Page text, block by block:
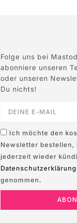
Folge uns bei
abonniere unseren
oder unseren
Du nichts!
Ich möchte den
Newsletter bestellen,
jederzeit wieder
Datenschutzerklärung
genommen.